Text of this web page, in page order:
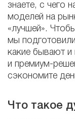
знаете, с чего
моделей на
«лучшей».
мы
какие бывают
и премиум-
сэкономите
Что такое